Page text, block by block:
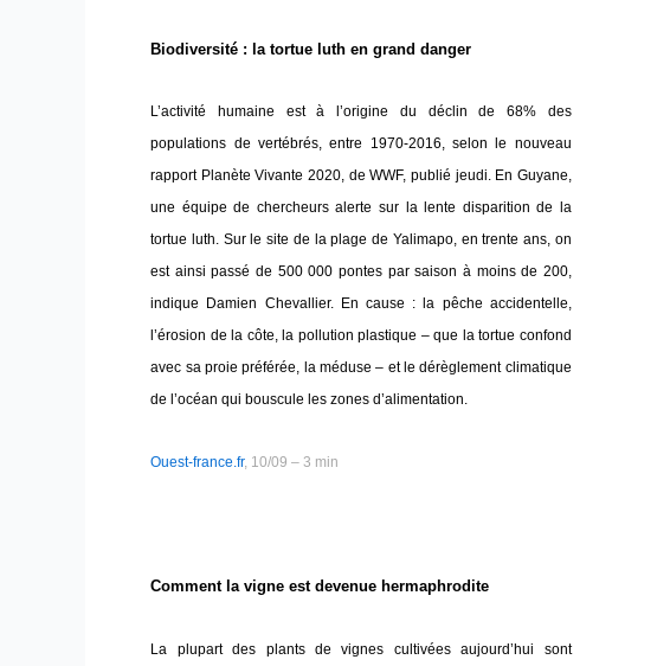
Biodiversité : la tortue luth en grand danger
L’activité humaine est à l’origine du déclin de 68% des
populations de vertébrés, entre 1970-2016, selon le nouveau
rapport Planète Vivante 2020, de WWF, publié jeudi. En Guyane,
une équipe de chercheurs alerte sur la lente disparition de la
tortue luth. Sur le site de la plage de Yalimapo, en trente ans, on
est ainsi passé de 500 000 pontes par saison à moins de 200,
indique Damien Chevallier. En cause : la pêche accidentelle,
l’érosion de la côte, la pollution plastique – que la tortue confond
avec sa proie préférée, la méduse – et le dérèglement climatique
de l’océan qui bouscule les zones d’alimentation.
Ouest-france.fr, 10/09 – 3 min
Comment la vigne est devenue hermaphrodite
La plupart des plants de vignes cultivées aujourd’hui sont